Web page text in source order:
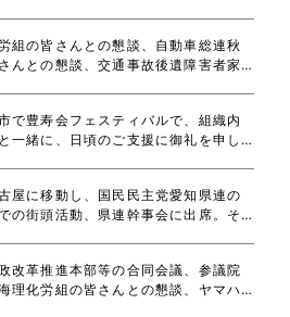
疲れ様でした。
組の皆さんとの懇談、自動車総連秋
んとの懇談、交通事故後遺障害者家
で豊寿会フェスティバルで、組織内
一緒に、日頃のご支援に御礼を申し
させていただきました。結成80…
屋に移動し、国民民主党愛知県連の
の街頭活動、県連幹事会に出席。そ
いました。
改革推進本部等の合同会議、参議院
理化労組の皆さんとの懇談、ヤマハ